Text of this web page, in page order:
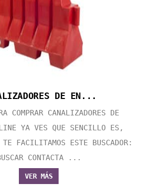
DE EN...
COMPRAR CANALIZADORES DE
YA VES QUE SENCILLO ES,
TE FACILITAMOS ESTE BUSCADOR:
CONTACTA ...
VER MÁS